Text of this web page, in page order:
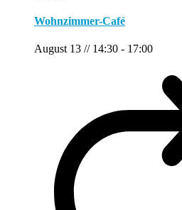
Wohnzimmer-Café
August 13 // 14:30 - 17:00